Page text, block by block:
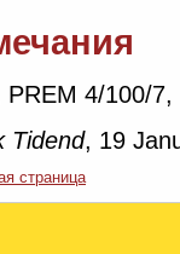
PREM 4/100/
Tidend, 19
страница